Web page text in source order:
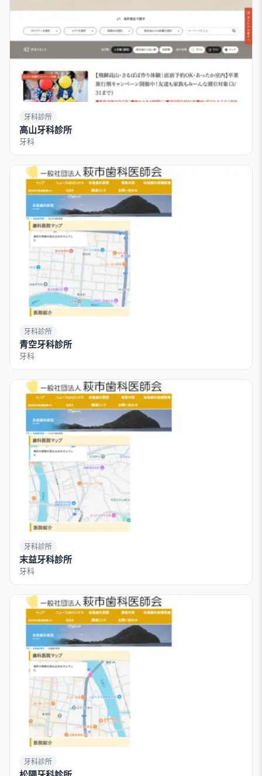
牙科診所
高山牙科診所
牙科
牙科診所
青空牙科診所
牙科
牙科診所
末益牙科診所
牙科
牙科診所